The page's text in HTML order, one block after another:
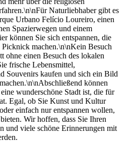
Naturliebhaber gibt es
Urbano Felício Loureiro, einen
Spazierwegen und einem
können Sie sich entspannen, die
machen.\n\nKein Besuch
ohne einen Besuch des lokalen
frische Lebensmittel,
Souvenirs kaufen und sich ein Bild
können
wunderschöne Stadt ist, die für
Egal, ob Sie Kunst und Kultur
einfach nur entspannen wollen,
Wir hoffen, dass Sie Ihren
und viele schöne Erinnerungen mit